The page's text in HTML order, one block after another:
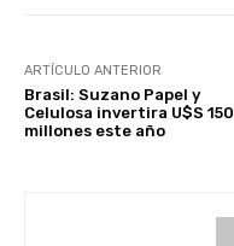
ARTÍCULO ANTERIOR
Brasil: Suzano Papel y
Celulosa invertira U$S 150
millones este año